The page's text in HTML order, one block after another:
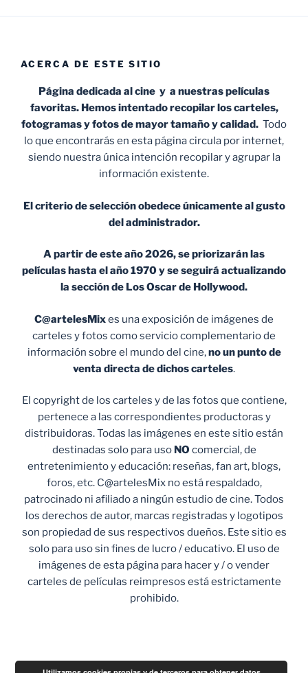
ACERCA DE ESTE SITIO
Página dedicada al cine y a nuestras películas
favoritas. Hemos intentado recopilar los carteles,
fotogramas y fotos de mayor tamaño y calidad. Todo
lo que encontrarás en esta página circula por internet,
siendo nuestra única intención recopilar y agrupar la
información existente.
El criterio de selección obedece únicamente al gusto
del administrador.
A partir de este año 2026, se priorizarán las
películas hasta el año 1970 y se seguirá actualizando
la sección de Los Oscar de Hollywood.
C@artelesMixes una exposición de imágenes de
carteles y fotos como servicio complementario de
información sobre el mundo del cine,no un punto de
venta directa de dichos carteles.
El copyright de los carteles y de las fotos que contiene,
pertenece a las correspondientes productoras y
distribuidoras. Todas las imágenes en este sitio están
destinadas solo para uso NO comercial, de
entretenimiento y educación: reseñas, fan art, blogs,
foros, etc. C@artelesMix no está respaldado,
patrocinado ni afiliado a ningún estudio de cine. Todos
los derechos de autor, marcas registradas y logotipos
son propiedad de sus respectivos dueños. Este sitio es
solo para uso sin fines de lucro / educativo. El uso de
imágenes de esta página para hacer y / o vender
carteles de películas reimpresos está estrictamente
prohibido.